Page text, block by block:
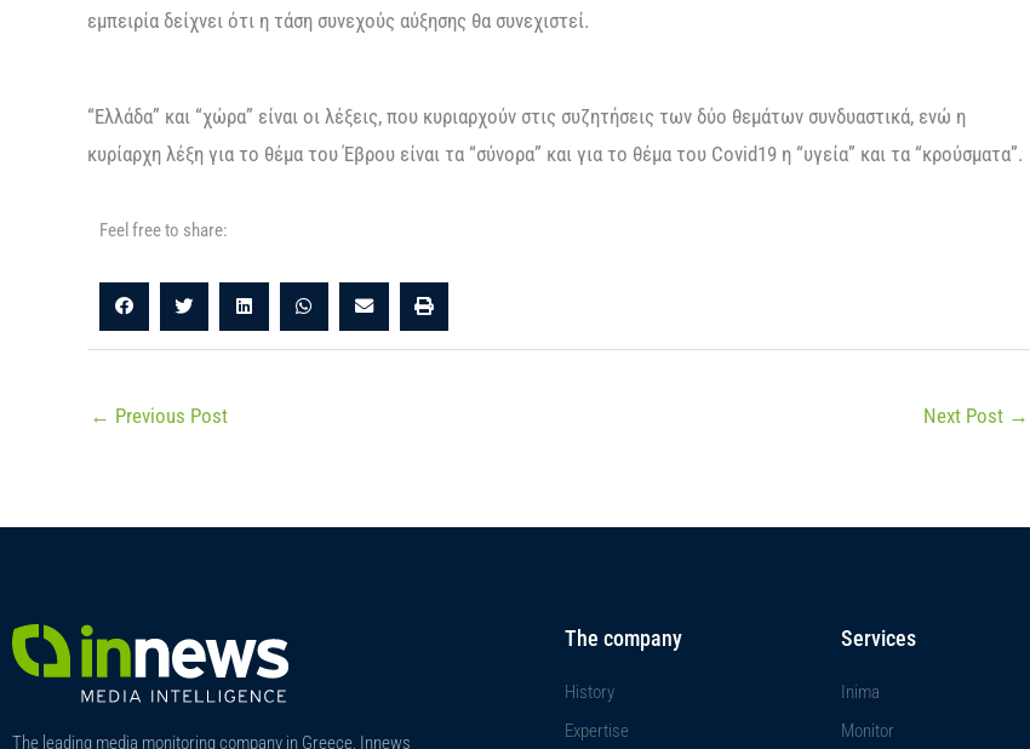
εμπειρία δείχνει ότι η τάση συνεχούς αύξησης θα συνεχιστεί.
“Ελλάδα” και “χώρα” είναι οι λέξεις, που κυριαρχούν στις συζητήσεις των δύο θεμάτων συνδυαστικά, ενώ η
κυρίαρχη λέξη για το θέμα του Έβρου είναι τα “σύνορα” και για το θέμα του Covid19 η “υγεία” και τα “κρούσματα”.
Feel free to share:
← Previous Post Next Post →
The leading media monitoring company in Greece, Innews
The company
History
Expertise
Services
Inima
Monitor